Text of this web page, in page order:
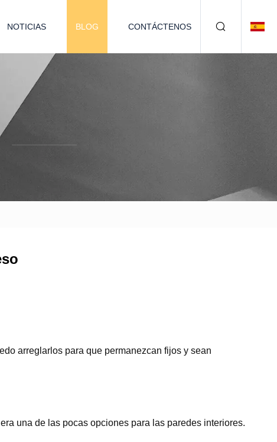
NOTICIAS BLOG CONTÁCTENOS
arreglarlos para que permanezcan fijos y sean
una de las pocas opciones para las paredes interiores.